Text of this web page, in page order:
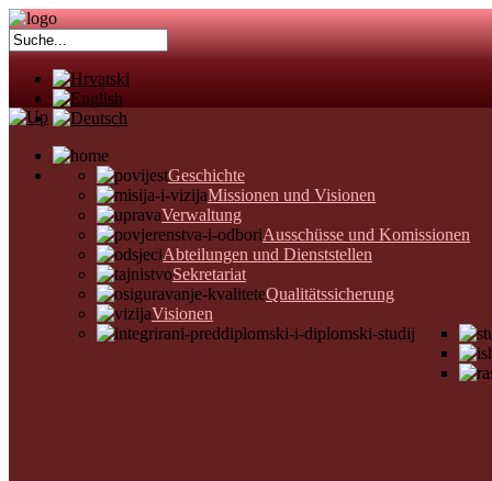
Geschichte
Missionen und Visionen
Verwaltung
Ausschüsse und Komissionen
Abteilungen und Dienststellen
Sekretariat
Qualitätssicherung
Visionen